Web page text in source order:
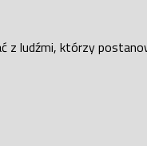
z ludźmi, którzy